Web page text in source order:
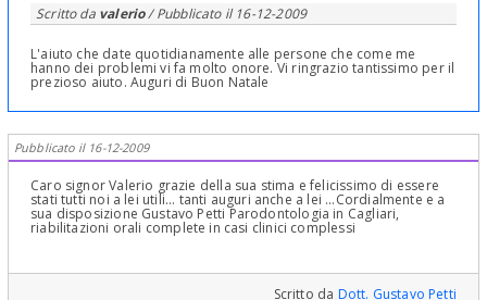
Scritto da valerio/ Pubblicato il 16-12-2009
L'aiuto che date quotidianamente alle persone che come me
hanno dei problemi vi fa molto onore. Vi ringrazio tantissimo per il
prezioso aiuto. Auguri di Buon Natale
Pubblicato il 16-12-2009
Caro signor Valerio grazie della sua stima e felicissimo di essere
stati tutti noi a lei utili... tanti auguri anche a lei ...Cordialmente e a
sua disposizione Gustavo Petti Parodontologia in Cagliari,
riabilitazioni orali complete in casi clinici complessi
Scritto da Dott. Gustavo Petti